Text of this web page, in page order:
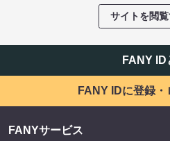
サイトを閲
FANY ID
FANY IDに登録
FANYサービス